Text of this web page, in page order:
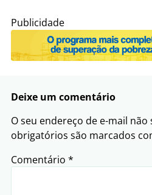
Publicidade
Deixe um comentário
O seu endereço de e-mail
obrigatórios são marcados
Comentário *